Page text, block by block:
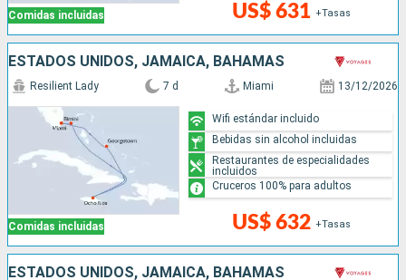
Comidas incluidas US$ 631 +Tasas
ESTADOS UNIDOS, JAMAICA, BAHAMAS
Comidas incluidas
Resilient Lady 7 d Miami 13/12/2026
US$ 632 +Tasas
Wifi estándar incluido
Bebidas sin alcohol incluidas
Restaurantes de especialidades
incluidos
Cruceros 100% para adultos
ESTADOS UNIDOS, JAMAICA, BAHAMAS